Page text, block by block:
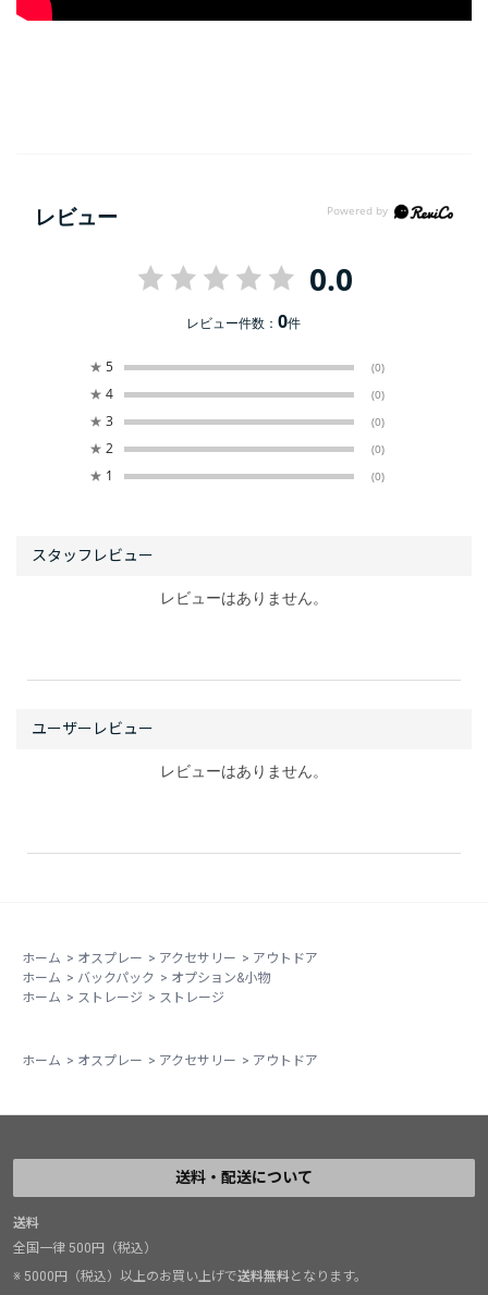
レビュー
0.0
レビュー件数：0件
★ 5 (0)
★ 4 (0)
★ 3 (0)
★ 2 (0)
★ 1 (0)
レビューはありません。
レビューはありません。
ホーム > オスプレー > アクセサリー > アウトドア
ホーム > バックパック > オプション&小物
ホーム > ストレージ > ストレージ
ホーム > オスプレー > アクセサリー > アウトドア
送料・配送について
送料
全国一律 500円（税込）
※ 5000円（税込）以上のお買い上げで送料無料となります。